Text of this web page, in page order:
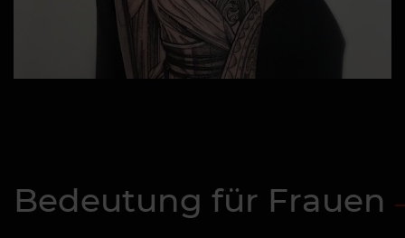
Bedeutung für Frauen